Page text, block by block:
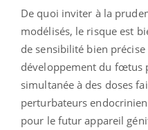
De quoi inviter à la
modélisés, le risque est
de sensibilité bien
développement du fœtus
simultanée à des doses
perturbateurs
pour le futur appareil